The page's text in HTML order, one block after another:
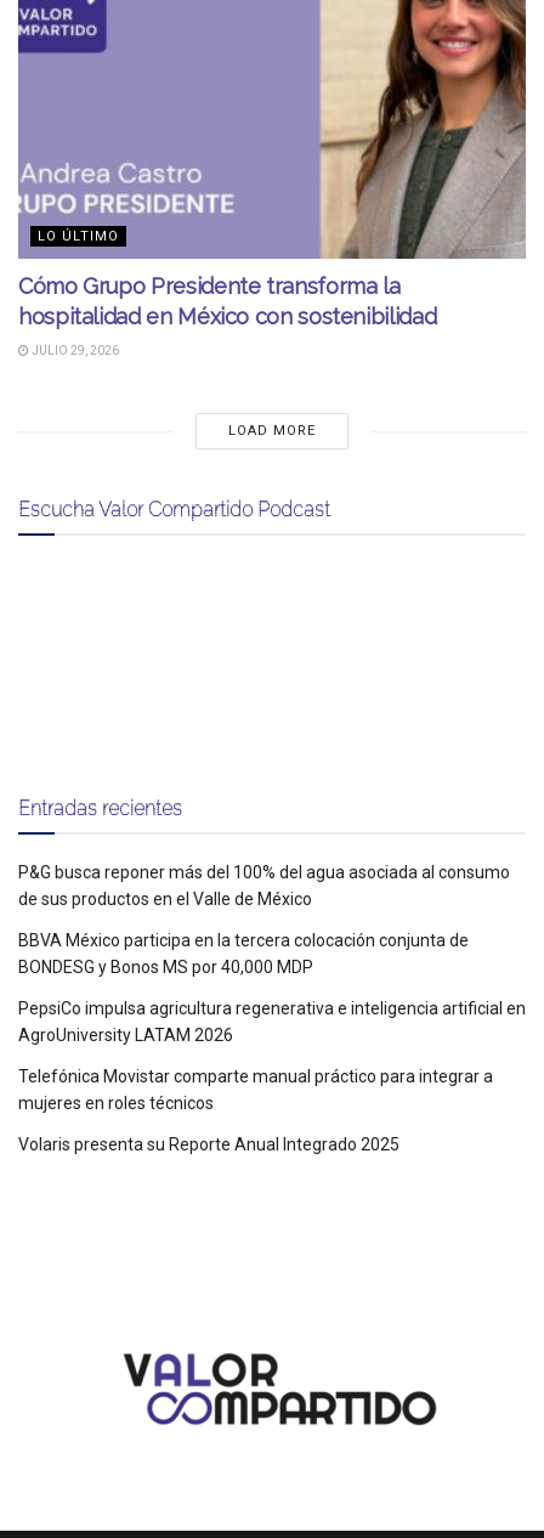
LO ÚLTIMO
Cómo Grupo Presidente transforma la
hospitalidad en México con sostenibilidad
JULIO 29, 2026
LOAD MORE
Escucha Valor Compartido Podcast
Entradas recientes
P&G busca reponer más del 100% del agua asociada al consumo
de sus productos en el Valle de México
BBVA México participa en la tercera colocación conjunta de
BONDESG y Bonos MS por 40,000 MDP
PepsiCo impulsa agricultura regenerativa e inteligencia artificial en
AgroUniversity LATAM 2026
Telefónica Movistar comparte manual práctico para integrar a
mujeres en roles técnicos
Volaris presenta su Reporte Anual Integrado 2025